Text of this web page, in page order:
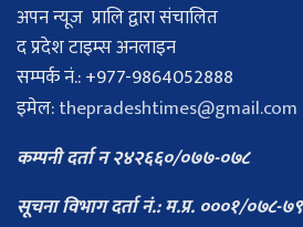
अपन न्यूज प्रालि द्वारा संचालित
द प्रदेश टाइम्स अनलाइन
सम्पर्क नं.: +977-9864052888
इमेल:thepradeshtimes@gmail.com
कम्पनी दर्ता न २४२६६०/०७७-०७८
सूचना विभाग दर्ता नं.: म.प्र. ०००१/०७८-७९